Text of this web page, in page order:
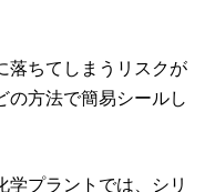
落ちてしまうリスクが
の方法で簡易シールし
学プラントでは、シリ